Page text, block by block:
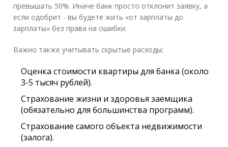
превышать 50%. Иначе банк просто отклонит заявку, а
если одобрит - вы будете жить «от зарплаты до
зарплаты» без права на ошибки.
Важно также учитывать скрытые расходы:
Оценка стоимости квартиры для банка (около
3-5 тысяч рублей).
Страхование жизни и здоровья заемщика
(обязательно для большинства программ).
Страхование самого объекта недвижимости
(залога).